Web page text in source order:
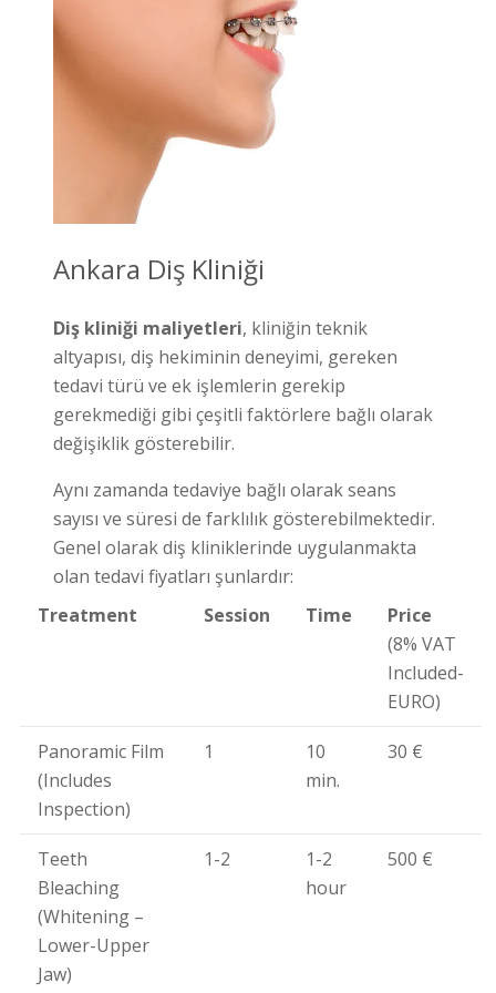
Ankara Diş Kliniği
Diş kliniği maliyetleri, kliniğin teknik
altyapısı, diş hekiminin deneyimi, gereken
tedavi türü ve ek işlemlerin gerekip
gerekmediği gibi çeşitli faktörlere bağlı olarak
değişiklik gösterebilir.
Aynı zamanda tedaviye bağlı olarak seans
sayısı ve süresi de farklılık gösterebilmektedir.
Genel olarak diş kliniklerinde uygulanmakta
olan tedavi fiyatları şunlardır:
Treatment
Session Time
Price
(8% VAT
Included-
EURO)
Panoramic Film
(Includes
Inspection)
1
10
min.
30 €
Teeth
Bleaching
(Whitening –
Lower-Upper
Jaw)
1-2
1-2
hour
500 €